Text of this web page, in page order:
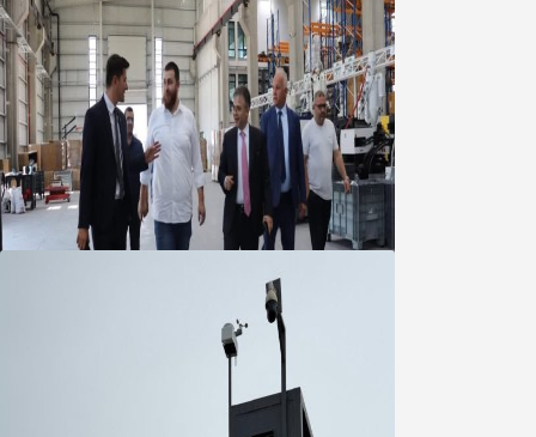
Marmara OSB Müteşebbis Heyeti
Toplantısı gerçekleştirildi
05 Ağustos 2026